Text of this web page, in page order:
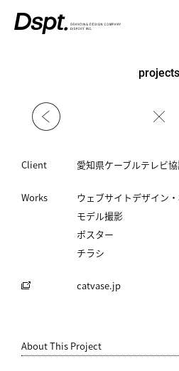
projects
Client 愛知県ケーブルテレビ
Works
ウェブサイトデザイン
モデル撮影
ポスター
チラシ
catvase.jp
About This Project